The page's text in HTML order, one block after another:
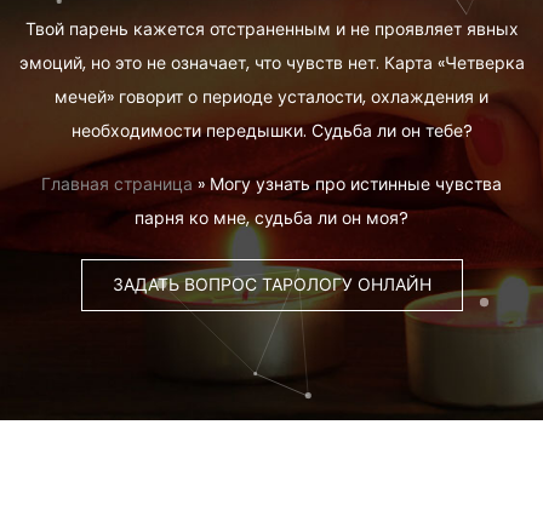
Твой парень кажется отстраненным и не проявляет явных
эмоций, но это не означает, что чувств нет. Карта «Четверка
мечей» говорит о периоде усталости, охлаждения и
необходимости передышки. Судьба ли он тебе?
Главная страница » Могу узнать про истинные чувства
парня ко мне, судьба ли он моя?
ЗАДАТЬ ВОПРОС ТАРОЛОГУ ОНЛАЙН